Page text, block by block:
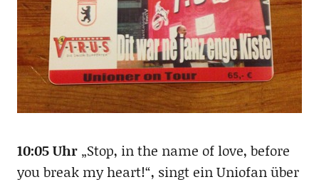
10:05 Uhr„Stop, in the name of love, before
you break my heart!“, singt ein Uniofan über